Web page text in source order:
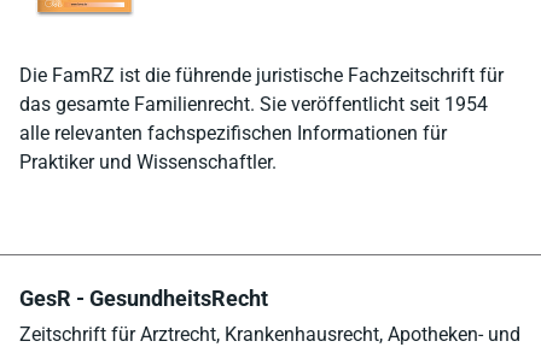
Die FamRZ ist die führende juristische Fachzeitschrift für
das gesamte Familienrecht. Sie veröffentlicht seit 1954
alle relevanten fachspezifischen Informationen für
Praktiker und Wissenschaftler.
GesR - GesundheitsRecht
Zeitschrift für Arztrecht, Krankenhausrecht, Apotheken- und